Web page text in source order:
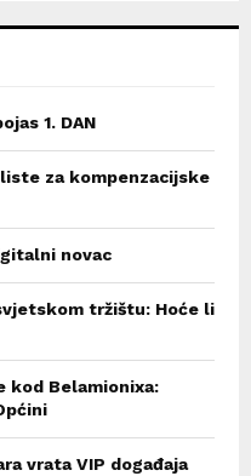
1. DAN
za kompenzacijske
novac
tržištu: Hoće li
kod Belamionixa:
vrata VIP događaja